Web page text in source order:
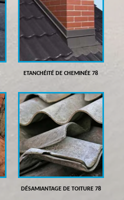
ETANCHÉITÉ DE CHEMINÉE 78
DÉSAMIANTAGE DE TOITURE 78